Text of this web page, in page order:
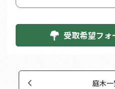
受取希望フ
庭木